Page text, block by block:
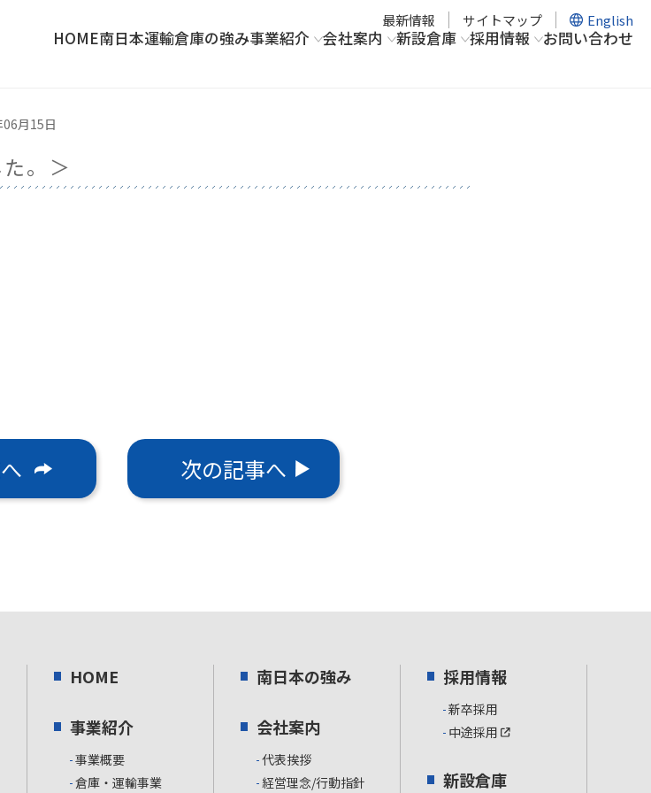
最新情報 サイトマップ English
HOME南日本運輸倉庫の強み事業紹介 会社案内 新設倉庫 採用情報 お問い合わせ
月15日
。＞
次の記事へ
HOME
事業紹介
事業概要
倉庫・運輸事業
南日本の強み
会社案内
代表挨拶
経営理念/行動指針
採用情報
新卒採用
中途採用
新設倉庫